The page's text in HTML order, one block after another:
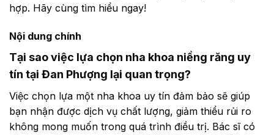
hợp. Hãy cùng tìm hiểu ngay!
Nội dung chính
Tại sao việc lựa chọn nha khoa niềng răng uy
tín tại Đan Phượng lại quan trọng?
Việc chọn lựa một nha khoa uy tín đảm bảo sẽ giúp
bạn nhận được dịch vụ chất lượng, giảm thiểu rủi ro
không mong muốn trong quá trình điều trị. Bác sĩ có